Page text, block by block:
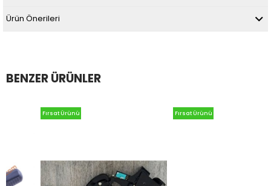
Ürün Önerileri
BENZER ÜRÜNLER
Fırsat Ürünü Fırsat Ürünü